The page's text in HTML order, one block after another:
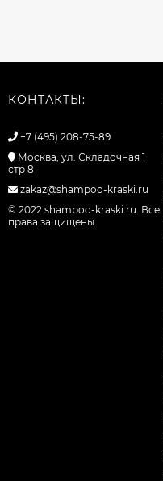
КОНТАКТЫ:
+7 (495) 208-75-89
Москва, ул. Складочная 1
стр 8
zakaz@shampoo-kraski.ru
© 2022 shampoo-kraski.ru. Все
права защищены.